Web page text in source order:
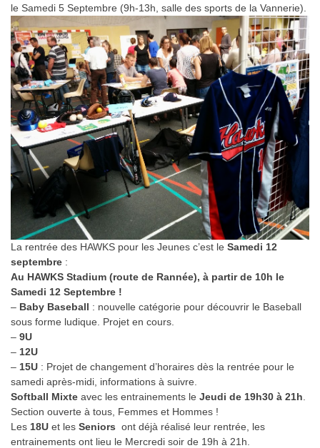
le Samedi 5 Septembre (9h-13h, salle des sports de la Vannerie).
La rentrée des HAWKS pour les Jeunes c’est le Samedi 12
septembre :
Au HAWKS Stadium (route de Rannée), à partir de 10h le
Samedi 12 Septembre !
– Baby Baseball : nouvelle catégorie pour découvrir le Baseball
sous forme ludique. Projet en cours.
– 9U
– 12U
– 15U : Projet de changement d’horaires dès la rentrée pour le
samedi après-midi, informations à suivre.
Softball Mixte avec les entrainements le Jeudi de 19h30 à 21h
Section ouverte à tous, Femmes et Hommes !
Les 18U et les Seniors ont déjà réalisé leur rentrée, les
entrainements ont lieu le Mercredi soir de 19h à 21h.